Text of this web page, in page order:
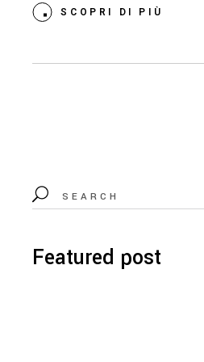
SCOPRI DI PIÙ
Featured post